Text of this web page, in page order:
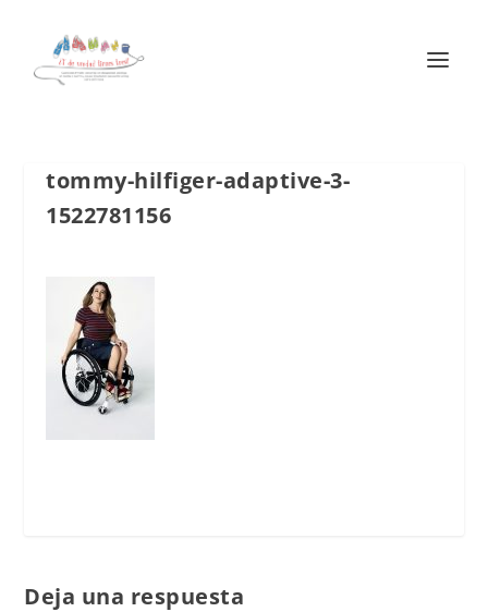
tommy-hilfiger-adaptive-3-
1522781156
Deja una respuesta